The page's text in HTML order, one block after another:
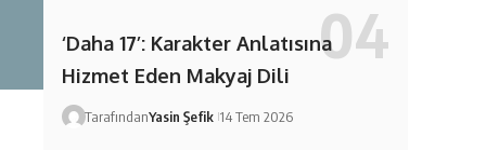
‘Daha 17’: Karakter Anlatısına
Hizmet Eden Makyaj Dili
TarafındanYasin Şefik 14 Tem 2026